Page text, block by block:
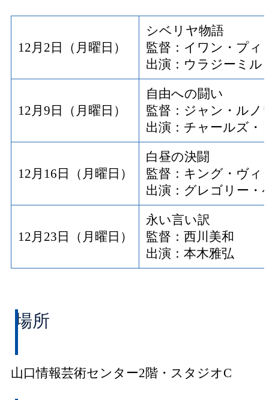
12月2日（月曜日）
シベリヤ物語
監督：イワン・プィ
出演：ウラジーミル
12月9日（月曜日）
自由への闘い
監督：ジャン・ルノ
出演：チャールズ・
12月16日（月曜日）
白昼の決闘
監督：キング・ヴィ
出演：グレゴリー・
12月23日（月曜日）
永い言い訳
監督：西川美和
出演：本木雅弘
場所
山口情報芸術センター2階・スタジオC